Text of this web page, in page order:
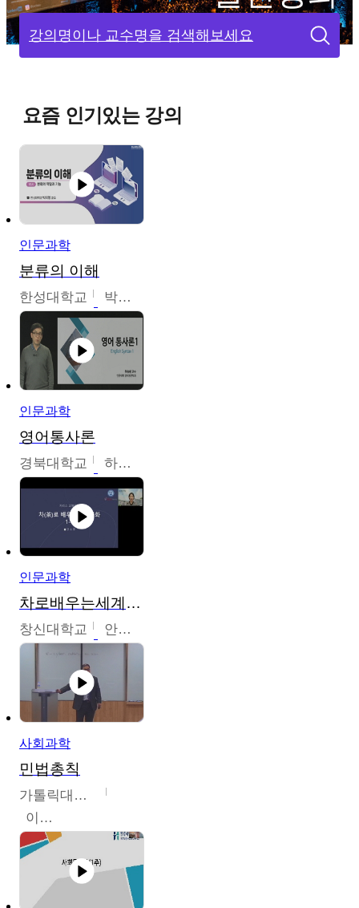
강의명이나 교수명을 검색해보세요
요즘 인기있는 강의
인문과학
분류의 이해
한성대학교 박지영,이혜원,최인경
인문과학
영어통사론
경북대학교 하승완
인문과학
차로배우는세계문화
창신대학교 안소영
사회과학
민법총칙
가톨릭대학교
이홍민